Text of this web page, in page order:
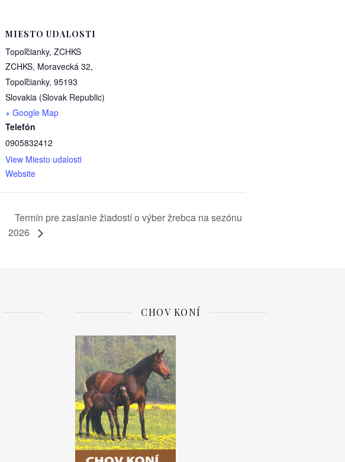
MIESTO UDALOSTI
Topoľčianky, ZCHKS
ZCHKS, Moravecká 32,
Topoľčianky, 95193
Slovakia (Slovak Republic)
+ Google Map
Telefón
0905832412
View Miesto udalosti
Website
Termín pre zaslanie žiadostí o výber žrebca na sezónu
2026
CHOV KONÍ